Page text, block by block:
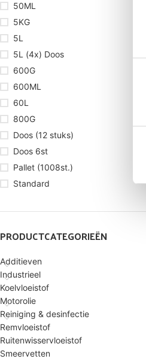
50ML
5KG
5L
5L (4x) Doos
600G
600ML
60L
800G
Doos (12 stuks)
Doos 6st
Pallet (1008st.)
Standard
PRODUCTCATEGORIEËN
Additieven
Industrieel
Koelvloeistof
Motorolie
Reiniging & desinfectie
Remvloeistof
Ruitenwisservloeistof
Smeervetten